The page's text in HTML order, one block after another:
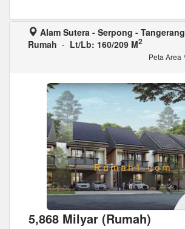
Alam Sutera - Serpong - Tangerang
Rumah - Lt/Lb: 160/209 M2
Peta Area
5,868 Milyar (Rumah)